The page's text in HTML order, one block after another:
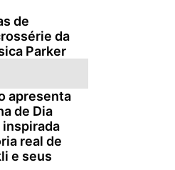
de
da
Parker
apresenta
de Dia
inspirada
real de
e seus